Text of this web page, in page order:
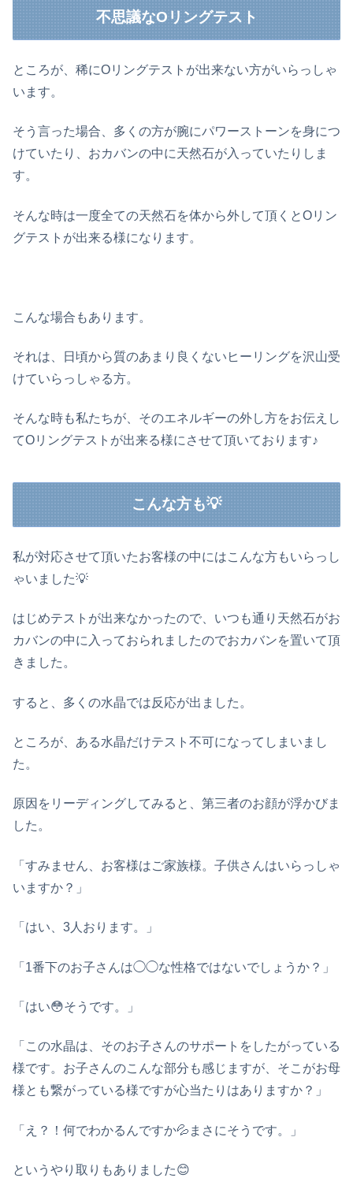
不思議なOリングテスト
ところが、稀にOリングテストが出来ない方がいらっしゃ
います。
そう言った場合、多くの方が腕にパワーストーンを身につ
けていたり、おカバンの中に天然石が入っていたりしま
す。
そんな時は一度全ての天然石を体から外して頂くとOリン
グテストが出来る様になります。
こんな場合もあります。
それは、日頃から質のあまり良くないヒーリングを沢山受
けていらっしゃる方。
そんな時も私たちが、そのエネルギーの外し方をお伝えし
てOリングテストが出来る様にさせて頂いております♪
こんな方も💡
私が対応させて頂いたお客様の中にはこんな方もいらっし
ゃいました💡
はじめテストが出来なかったので、いつも通り天然石がお
カバンの中に入っておられましたのでおカバンを置いて頂
きました。
すると、多くの水晶では反応が出ました。
ところが、ある水晶だけテスト不可になってしまいまし
た。
原因をリーディングしてみると、第三者のお顔が浮かびま
した。
「すみません、お客様はご家族様。子供さんはいらっしゃ
いますか？」
「はい、3人おります。」
「1番下のお子さんは◯◯な性格ではないでしょうか？」
「はい😳そうです。」
「この水晶は、そのお子さんのサポートをしたがっている
様です。お子さんのこんな部分も感じますが、そこがお母
様とも繋がっている様ですが心当たりはありますか？」
「え？！何でわかるんですか💦まさにそうです。」
というやり取りもありました😊